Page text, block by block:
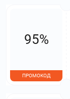
95%
ПРОМОКОД